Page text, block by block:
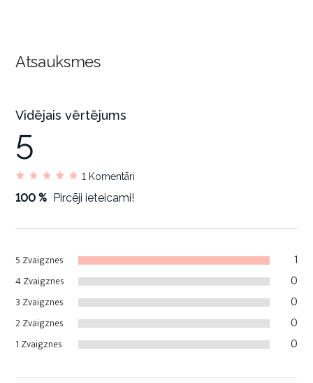
Atsauksmes
5 Zvaigznes 1
4 Zvaigznes 0
3 Zvaigznes 0
2 Zvaigznes 0
1 Zvaigznes 0
Vidējais vērtējums
5
1 Komentāri
100 % Pircēji ieteicami!